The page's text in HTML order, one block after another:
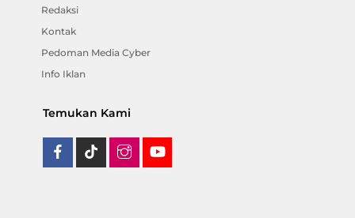
Redaksi
Kontak
Pedoman Media Cyber
Info Iklan
Temukan Kami